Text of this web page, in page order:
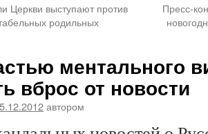
Церкви выступают против
родильных
Пресс-
ментального
вброс от новости
автором